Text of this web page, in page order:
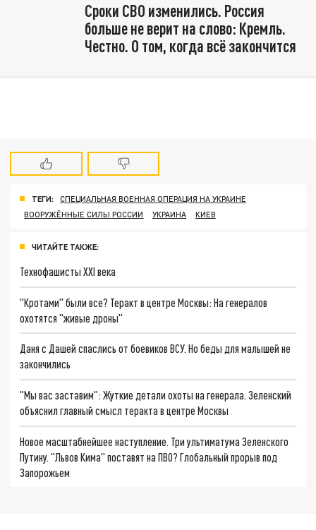
Сроки СВО изменились. Россия
больше не верит на слово: Кремль.
Честно. О том, когда всё закончится
ТЕГИ:
СПЕЦИАЛЬНАЯ ВОЕННАЯ ОПЕРАЦИЯ НА УКРАИНЕ
ВООРУЖЁННЫЕ СИЛЫ РОССИИ
УКРАИНА КИЕВ
ЧИТАЙТЕ ТАКЖЕ:
Технофашисты XXI века
"Кротами" были все? Теракт в центре Москвы: На генералов
охотятся "живые дроны"
Даня с Дашей спаслись от боевиков ВСУ. Но беды для малышей не
закончились
"Мы вас заставим": Жуткие детали охоты на генерала. Зеленский
объяснил главный смысл теракта в центре Москвы
Новое масштабнейшее наступление. Три ультиматума Зеленского
Путину. "Львов Кима" поставят на ПВО? Глобальный прорыв под
Запорожьем